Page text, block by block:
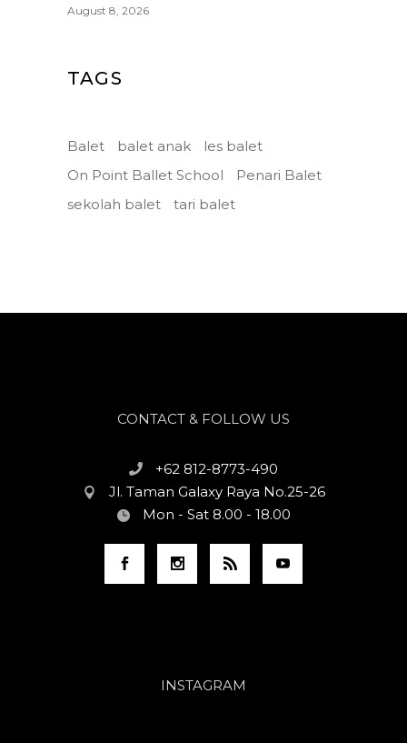
August 8, 2026
TAGS
Balet balet anak
les balet
On Point Ballet School
Penari Balet
sekolah balet
tari balet
CONTACT & FOLLOW US
+62 812-8773-490
Jl. Taman Galaxy Raya No.25-26
Mon - Sat 8.00 - 18.00
INSTAGRAM